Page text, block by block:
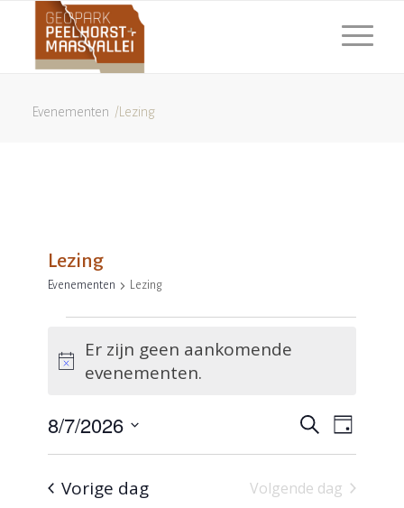
Evenementen /Lezing
Lezing
Evenementen Lezing
in
augustus
2026
Bericht
Er zijn geen aankomende
evenementen.
Zoeken
en
Zoeken
Dag
8/7/2026
Selecteer
eenVorige dag Volgende dag